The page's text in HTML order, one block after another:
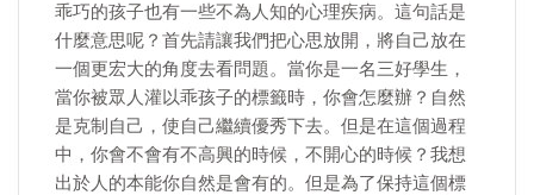
乖巧的孩子也有一些不為人知的心理疾病。這句話是
什麼意思呢？首先請讓我們把心思放開，將自己放在
一個更宏大的角度去看問題。當你是一名三好學生，
當你被眾人灌以乖孩子的標籤時，你會怎麼辦？自然
是克制自己，使自己繼續優秀下去。但是在這個過程
中，你會不會有不高興的時候，不開心的時候？我想
出於人的本能你自然是會有的。但是為了保持這個標